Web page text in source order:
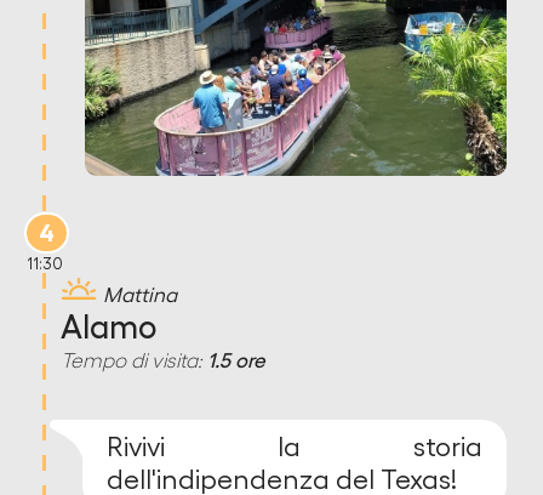
4
11:30
Mattina
Alamo
Tempo di visita: 1.5 ore
Rivivi la storia
dell'indipendenza del Texas!